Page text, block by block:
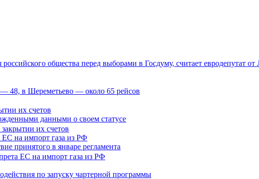
общества перед выборами в Госдуму, считает евродепутат от
48, в Шереметьево — около 65 рейсов
их счетов
данными о своем статусе
ЕС на импорт газа из РФ
принятого в январе регламента
по запуску чартерной программы